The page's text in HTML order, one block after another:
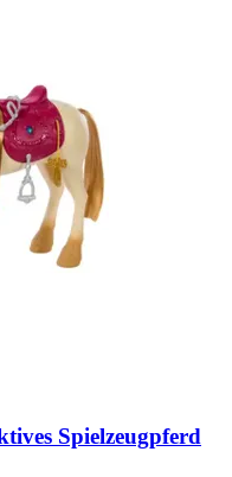
Spielzeugpferd